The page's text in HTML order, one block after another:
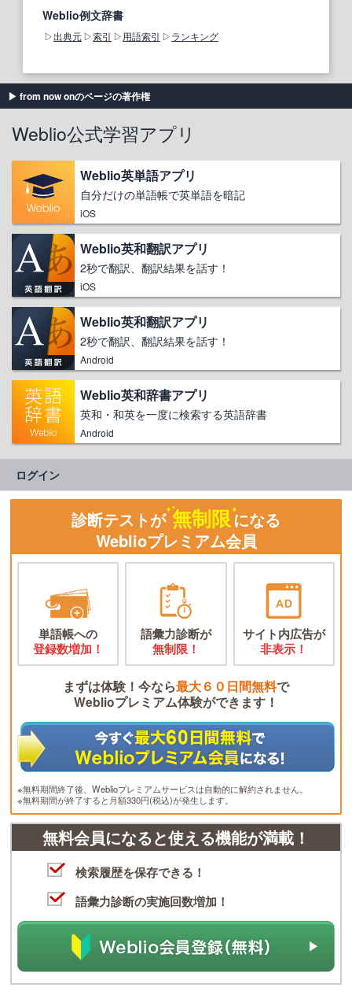
Weblio例文辞書
出典元 索引 用語索引 ランキング
from now onのページの著作権
Weblio公式学習アプリ
Weblio英単語アプリ
自分だけの単語帳で英単語を暗記
iOS
Weblio英和翻訳アプリ
2秒で翻訳、翻訳結果を話す！
iOS
Weblio英和翻訳アプリ
2秒で翻訳、翻訳結果を話す！
Android
Weblio英和辞書アプリ
英和・和英を一度に検索する英語辞書
Android
ログイン
診断テストが 無制限になる
Weblioプレミアム会員
単語帳への
登録数増加！
語彙力診断が
無制限！
サイト内広告が
非表示！
まずは体験！今なら最大６０日間無料で
Weblioプレミアム体験ができます！
※無料期間終了後、Weblioプレミアムサービスは自動的に解約されません。
※無料期間が終了すると月額330円(税込)が発生します。
無料会員になると使える機能が満載！
検索履歴を保存できる！
語彙力診断の実施回数増加！